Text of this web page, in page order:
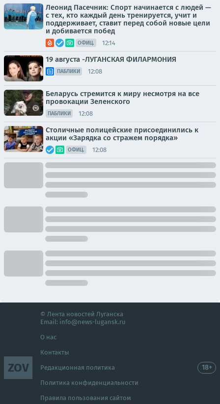
Леонид Пасечник: Спорт начинается с людей —
с тех, кто каждый день тренируется, учит и
поддерживает, ставит перед собой новые цели
и добивается побед
ОФИЦ. 12:14
19 августа -ЛУГАНСКАЯ ФИЛАРМОНИЯ
ПАБЛИКИ 12:08
Беларусь стремится к миру несмотря на все
провокации Зеленского
ПАБЛИКИ 12:08
Столичные полицейские присоединились к
акции «Зарядка со стражем порядка»
ОФИЦ. 12:08
ZOV
© Лента новостей Луганска
Email: info@news-lugansk.ru
О нас
Контакты
Редакционная политика
Политика конфиденциальности
Правила пользования сайтом
18+